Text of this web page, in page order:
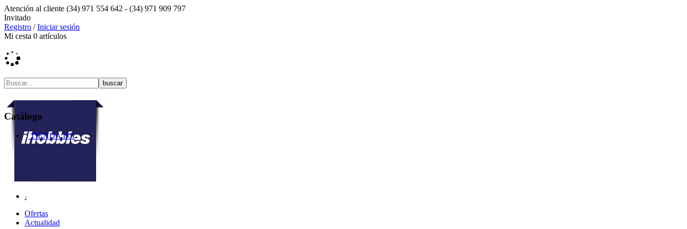
Atención al cliente (34) 971 554 642 - (34) 971 909 797
Invitado
Registro /Iniciar sesión
Mi cesta 0 artículos
Ofertas
Actualidad
Catálogo
TIENDA DJI